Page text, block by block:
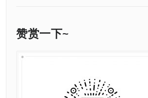
赞赏一下~